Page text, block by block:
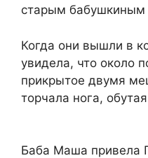
старым бабушкиным
Когда они вышли в
увидела, что около
прикрытое двумя
торчала нога,
Баба Маша привела